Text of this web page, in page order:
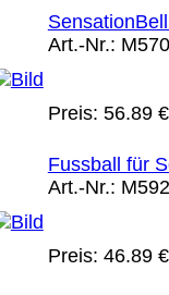
Art.-Nr.:
Preis: 56.89 €
Fussball für
Art.-Nr.:
Preis: 46.89 €
Hilfsmittel
O 85/98 -
der gelinkten
diesen
und